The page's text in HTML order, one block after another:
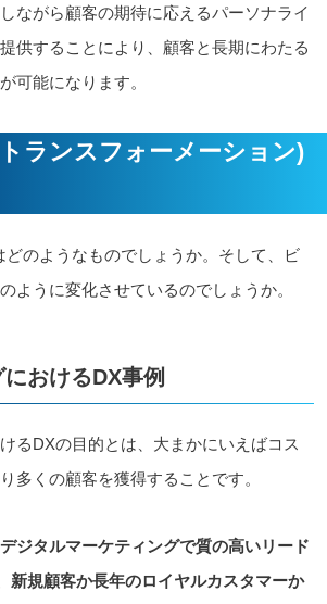
ながら顧客の期待に応えるパーソナライ
供することにより、顧客と長期にわたる
可能になります。
ランスフォーメーション)
どのようなものでしょうか。そして、ビ
ように変化させているのでしょうか。
おけるDX事例
るDXの目的とは、大まかにいえばコス
多くの顧客を獲得することです。
ジタルマーケティングで質の高いリード
新規顧客か長年のロイヤルカスタマーか